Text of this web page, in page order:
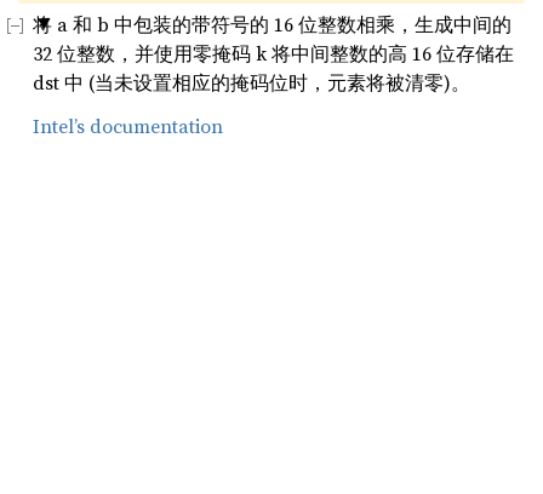
将 a 和 b 中包装的带符号的 16 位整数相乘，生成中间的
32 位整数，并使用零掩码 k 将中间整数的高 16 位存储在
dst 中 (当未设置相应的掩码位时，元素将被清零)。
Intel’s documentation